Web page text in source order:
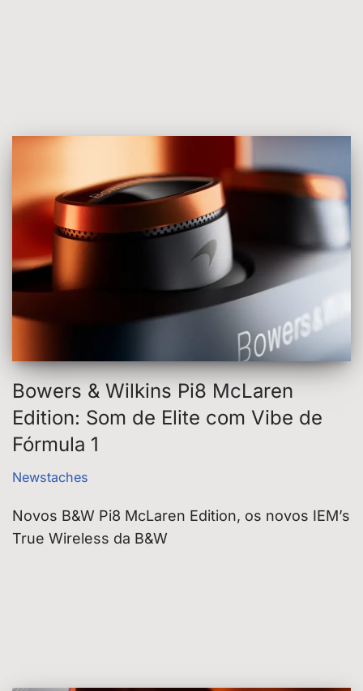
Bowers & Wilkins Pi8 McLaren
Edition: Som de Elite com Vibe de
Fórmula 1
Newstaches
Novos B&W Pi8 McLaren Edition, os novos IEM’s
True Wireless da B&W